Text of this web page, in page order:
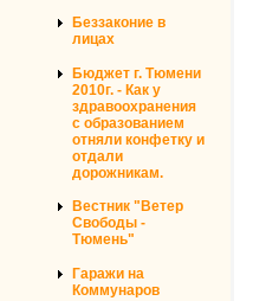
Беззаконие в
лицах
Бюджет г. Тюмени
2010г. - Как у
здравоохранения
с образованием
отняли конфетку и
отдали
дорожникам.
Вестник "Ветер
Свободы -
Тюмень"
Гаражи на
Коммунаров